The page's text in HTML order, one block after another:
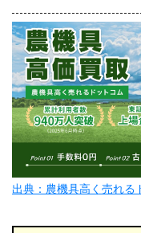
出典：農機具高く売れる